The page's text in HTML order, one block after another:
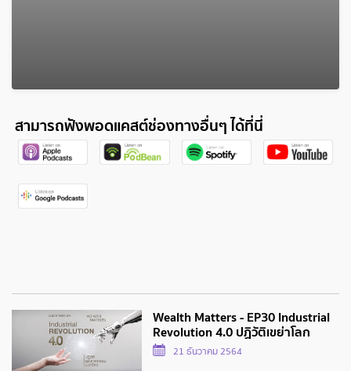
สามารถฟังพอดแคสต์ช่องทางอื่นๆ ได้ที่นี่
Wealth Matters - EP30 Industrial
Revolution 4.0 ปฏิวัติเขย่าโลก
21 ธันวาคม 2564